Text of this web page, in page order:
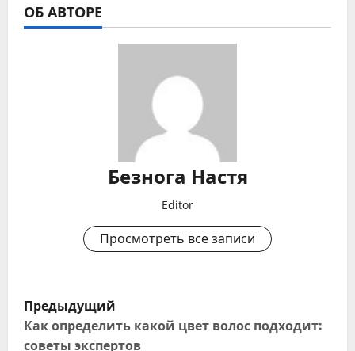
ОБ АВТОРЕ
Безнога Настя
Editor
Просмотреть все записи
Н
а
Предыдущий
Как определить какой цвет волос подходит:
советы экспертов